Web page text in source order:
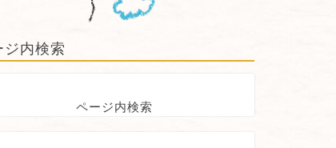
ジ内検索
ページ内検索